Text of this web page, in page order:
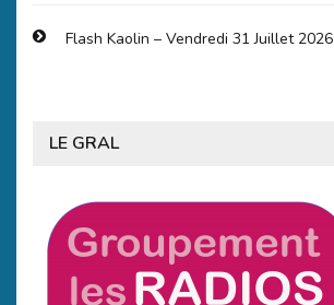
Flash Kaolin – Vendredi 31 Juillet 2026
LE GRAL